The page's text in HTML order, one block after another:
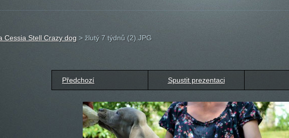
Cessia Stell Crazy dog > žlutý 7 týdnů (2).JPG
Předchozí Spustit prezentaci